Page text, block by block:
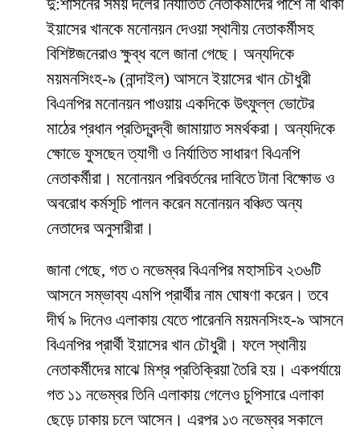
দু:শাসনের সময় দলের নির্যাতিত নেতাকর্মীদের পাশে না থাকা
ইয়াসের খানকে মনোনয়ন দেওয়া স্থানীয় নেতাকর্মীসহ
বিশিষ্টজনেরাও ক্ষুব্ধ বলে জানা গেছে। অন্যদিকে
ময়মনসিংহ-৯ (নান্দাইল) আসনে ইয়াসের খান চৌধুরী
বিএনপির মনোনয়ন পাওয়ায় একদিকে উৎফুল্ল ভোটের
মাঠের প্রধান প্রতিদ্বন্দ্বী জামায়াত সমর্থকরা। অন্যদিকে
ক্ষোভে ফুসছেন ত্যাগী ও নির্যাতিত সাধারণ বিএনপি
নেতাকর্মীরা। মনোনয়ন পরিবর্তনের দাবিতে টানা বিক্ষোভ ও
অবরোধ কর্মসূচি পালন করেন মনোনয়ন বঞ্চিত অন্য
নেতাদের অনুসারীরা।
জানা গেছে, গত ৩ নভেম্বর বিএনপির মহাসচিব ২৩৬টি
আসনে সম্ভাব্য এমপি প্রার্থীর নাম ঘোষণা করেন। তবে
দীর্ঘ ৯ দিনেও এলাকায় যেতে পারেননি ময়মনসিংহ-৯ আসনে
বিএনপির প্রার্থী ইয়াসের খান চৌধুরী। ফলে স্থানীয়
নেতাকর্মীদের মাঝে মিশ্র প্রতিক্রিয়া তৈরি হয়। একপর্যায়ে
গত ১১ নভেম্বর তিনি এলাকায় গেলেও চুপিসারে এলাকা
ছেড়ে ঢাকায় চলে আসেন। এরপর ১৩ নভেম্বর সকালে